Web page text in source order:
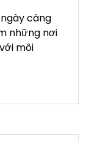
càng
những nơi
môi